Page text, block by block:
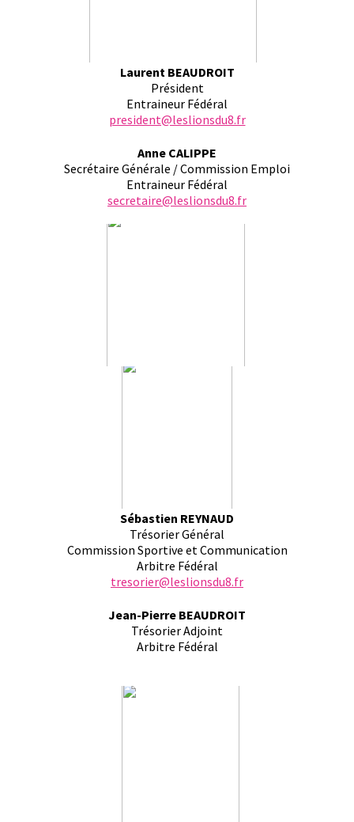
Laurent BEAUDROIT
Président
Entraineur Fédéral
president@leslionsdu8.fr
Anne CALIPPE
Secrétaire Générale / Commission Emploi
Entraineur Fédéral
secretaire@leslionsdu8.fr
Sébastien REYNAUD
Trésorier Général
Commission Sportive et Communication
Arbitre Fédéral
tresorier@leslionsdu8.fr
Jean-Pierre BEAUDROIT
Trésorier Adjoint
Arbitre Fédéral